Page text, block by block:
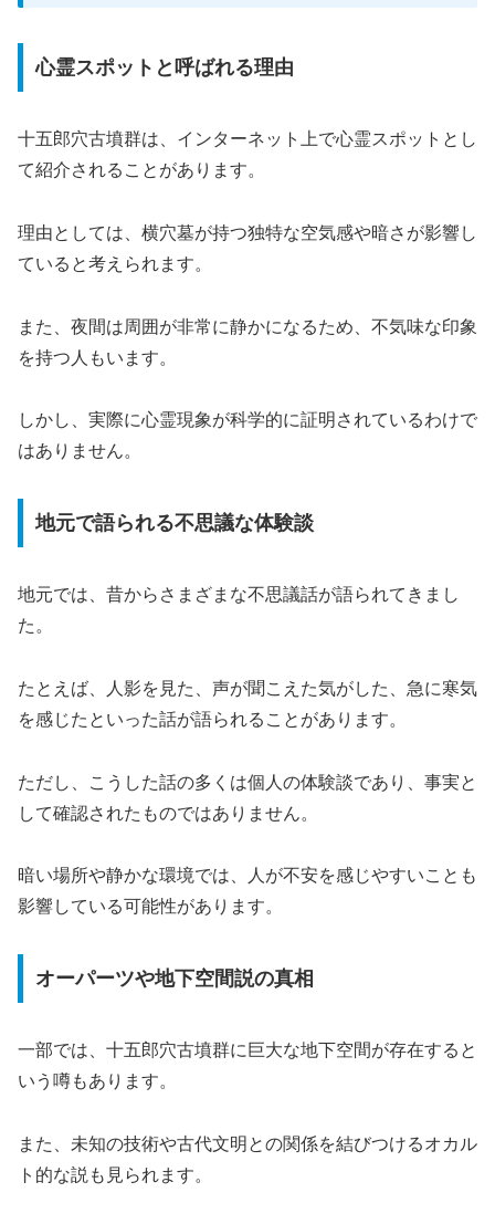
心霊スポットと呼ばれる理由
十五郎穴古墳群は、インターネット上で心霊スポットとし
て紹介されることがあります。
理由としては、横穴墓が持つ独特な空気感や暗さが影響し
ていると考えられます。
また、夜間は周囲が非常に静かになるため、不気味な印象
を持つ人もいます。
しかし、実際に心霊現象が科学的に証明されているわけで
はありません。
地元で語られる不思議な体験談
地元では、昔からさまざまな不思議話が語られてきまし
た。
たとえば、人影を見た、声が聞こえた気がした、急に寒気
を感じたといった話が語られることがあります。
ただし、こうした話の多くは個人の体験談であり、事実と
して確認されたものではありません。
暗い場所や静かな環境では、人が不安を感じやすいことも
影響している可能性があります。
オーパーツや地下空間説の真相
一部では、十五郎穴古墳群に巨大な地下空間が存在すると
いう噂もあります。
また、未知の技術や古代文明との関係を結びつけるオカル
ト的な説も見られます。